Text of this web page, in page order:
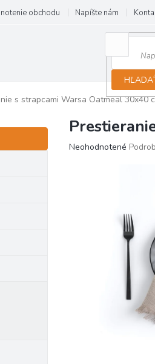
obchodu Napíšte nám
s strapcami Warsa Oatmeal 30x40
Priemerné
Neohodnotené